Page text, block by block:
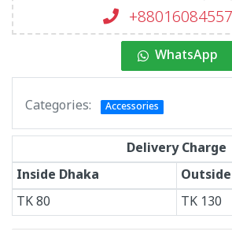
WhatsApp
Categories: Accessories
Delivery Charge
Inside Dhaka
TK80 TK 130